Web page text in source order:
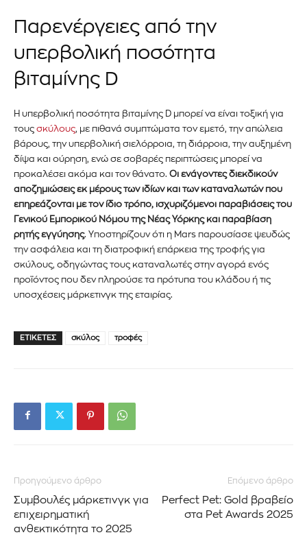
προϊόντα και τις εξελίξεις της
αγοράς.
παρακάτω. Μην ανησυχείτε, σεβόμαστε την ιδιωτικότητά σας
και δεν θα σας στείλουμε ανεπιθύμητα μηνύματα. Οι
πληροφορίες σας είναι ασφαλείς μαζί μας.
ΕΓΓΡΑΦΉ!
Διάβασα και αποδέχομαι την Πολιτική Απορρήτου
Παρενέργειες από την
υπερβολική ποσότητα
βιταμίνης D
Η υπερβολική ποσότητα βιταμίνης D μπορεί να είναι τοξική για
τους σκύλους, με πιθανά συμπτώματα τον εμετό, την απώλεια
βάρους, την υπερβολική σιελόρροια, τη διάρροια, την αυξημένη
δίψα και ούρηση, ενώ σε σοβαρές περιπτώσεις μπορεί να
προκαλέσει ακόμα και τον θάνατο. Οι ενάγοντες διεκδικούν
αποζημιώσεις εκ μέρους των ιδίων και των καταναλωτών που
επηρεάζονται με τον ίδιο τρόπο, ισχυριζόμενοι παραβιάσεις του
Γενικού Εμπορικού Νόμου της Νέας Υόρκης και παραβίαση
ρητής εγγύησης. Υποστηρίζουν ότι η Mars παρουσίασε ψευδώς
την ασφάλεια και τη διατροφική επάρκεια της τροφής για
σκύλους, οδηγώντας τους καταναλωτές στην αγορά ενός
προϊόντος που δεν πληρούσε τα πρότυπα του κλάδου ή τις
υποσχέσεις μάρκετινγκ της εταιρίας.
ΕΤΙΚΈΤΕΣ σκύλος τροφές
Προηγούμενο άρθρο
Συμβουλές μάρκετινγκ για
επιχειρηματική
ανθεκτικότητα το 2025
Επόμενο άρθρο
Perfect Pet: Gold βραβείο
στα Pet Awards 2025